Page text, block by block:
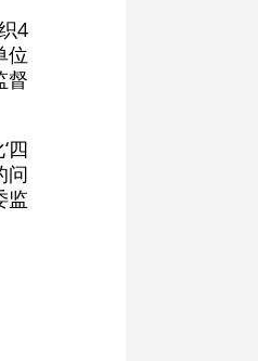
4
位
督
四
问
监